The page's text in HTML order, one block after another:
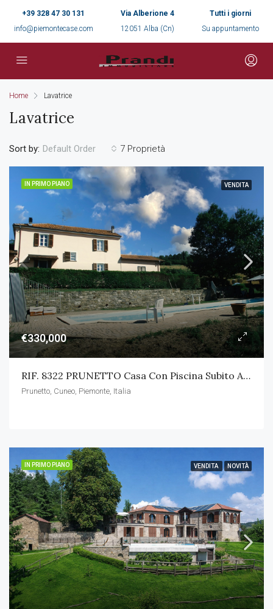
+39 328 47 30 131
info@piemontecase.com
Via Alberione 4
12051 Alba (Cn)
Tutti i giorni
Su appuntamento
Home Lavatrice
Lavatrice
7 Proprietà
Sort by: Default Order
IN PRIMO PIANO VENDITA
€330,000
RIF. 8322 PRUNETTO Casa Con Piscina Subito Abitabile
Prunetto, Cuneo, Piemonte, Italia
IN PRIMO PIANO VENDITA NOVITÀ